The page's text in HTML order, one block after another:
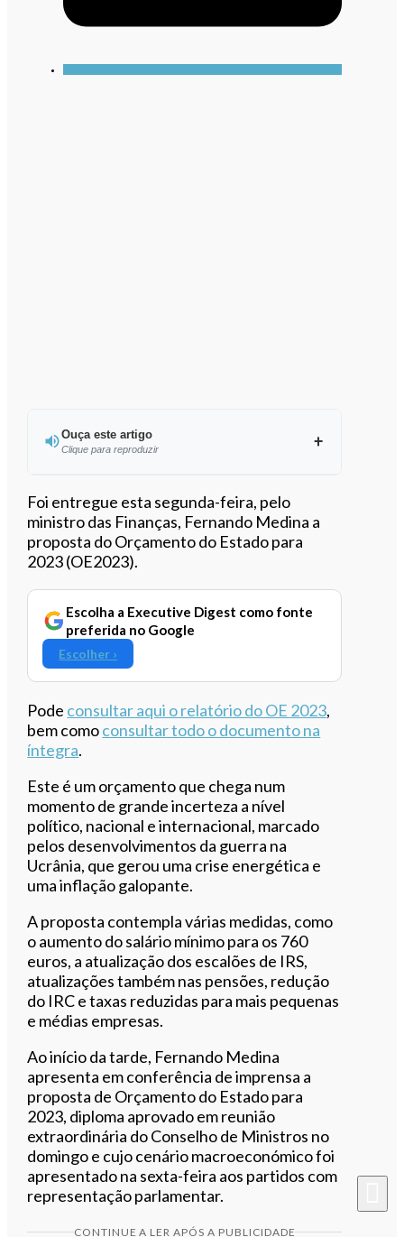
Ouça este artigo
Clique para reproduzir
Ouvir este artigo
Foi entregue esta segunda-feira, pelo
ministro das Finanças, Fernando Medina a
proposta do Orçamento do Estado para
2023 (OE2023).
Escolha a Executive Digest como fonte
preferida no Google
Escolher ›
Pode consultar aqui o relatório do OE 2023,
bem comoconsultar todo o documento na
íntegra.
Este é um orçamento que chega num
momento de grande incerteza a nível
político, nacional e internacional, marcado
pelos desenvolvimentos da guerra na
Ucrânia, que gerou uma crise energética e
uma inflação galopante.
A proposta contempla várias medidas, como
o aumento do salário mínimo para os 760
euros, a atualização dos escalões de IRS,
atualizações também nas pensões, redução
do IRC e taxas reduzidas para mais pequenas
e médias empresas.
Ao início da tarde, Fernando Medina
apresenta em conferência de imprensa a
proposta de Orçamento do Estado para
2023, diploma aprovado em reunião
extraordinária do Conselho de Ministros no
domingo e cujo cenário macroeconómico foi
apresentado na sexta-feira aos partidos com
representação parlamentar.
CONTINUE A LER APÓS A PUBLICIDADE